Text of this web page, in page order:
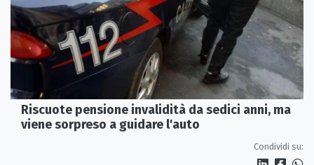
Riscuote pensione invalidità da sedici anni, ma
viene sorpreso a guidare l'auto
Condividi su: